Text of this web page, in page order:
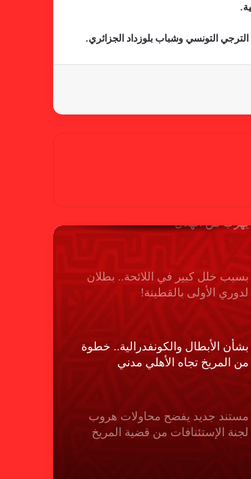
التونسي وشباب بلوزداد الجزائري.
ضد الهلال
كاميرا خفية.. الهلال يخدع أنصاره
شكوى الهلال.. خطوة مريخية وغضب
بسبب “الصفر الدولي” .. ريجيكامب
يهرب من الهلال
بسبب خلل كبير في اللائحة.. بطلان
لدوري الأولى بالقطينة!
بشأن الأبطال والكونفدرالية.. خطوة
من المريخ تجاه الأهلي مدني
مستند جديد يفضح محاولات هروب
لجنة الإستئنافات من قضية المريخ